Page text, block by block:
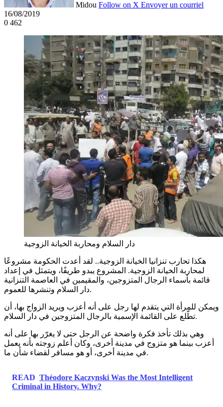
Midou Follow on X Envoyer un courriel
16/08/2019
0 462
دار السلام ومحاربة الخيانة الزوجية
هكذا تحارب تنزانيا الخيانة الزوجية.. لقد أعدت الحكومة مشروعًا
لمحاربة الخيانة الزوجية. المشروع يبدو طريفًا، ويتمثل في إعداد
قائمة بأسماء الرجال المتزوجين، والمقيمين في العاصمة التنزانية
دار السلام وتنشرها للعموم.
ويمكن للمرأة التي يتقدم لها رجل على أنه أعزب ويريد الزواج بها، أن
تطّلع على القائمة الإسمية بالرجال المتزوجين في دار السلام.
وهي بذلك تأخذ فكرة واضحة عن الرجل حتى لا يغرّر بها على أنه
أعزب بينما هو متزوج في مدينة أخرى، وكان أعلم زوجته بأنه يعمل
في مدينة أخرى، أو هو مسافر لقضاء شأن ما.
READ Théodore Kaczynski Was the Most Intelligent
Criminal in History. Why?